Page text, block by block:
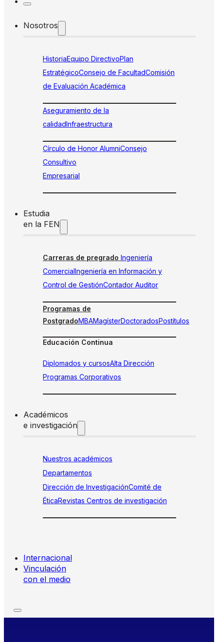
Nosotros
HistoriaEquipo DirectivoPlan
EstratégicoConsejo de FacultadComisión
de Evaluación Académica
Aseguramiento de la
calidadInfraestructura
Círculo de Honor AlumniConsejo
Consultivo
Empresarial
Estudia
en la FEN
Carreras de pregrado Ingeniería
ComercialIngeniería en Información y
Control de GestiónContador Auditor
Programas de
PostgradoMBAMagísterDoctoradosPostítulos
Educación Continua
Diplomados y cursosAlta Dirección
Programas Corporativos
Académicos
e investigación
Nuestros académicos
Departamentos
Dirección de InvestigaciónComité de
ÉticaRevistas Centros de investigación
Internacional
Vinculación
con el medio